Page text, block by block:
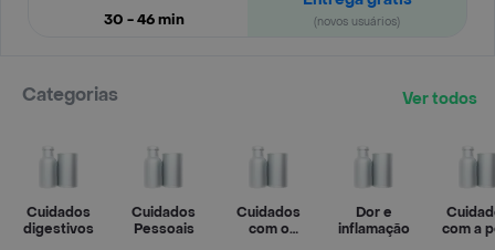
30 - 46 min (novos usuários)
Categorias Ver todos
Cuidados
digestivos
Cuidados
Pessoais
Cuidados
com o
Dor e
inflamação
com a